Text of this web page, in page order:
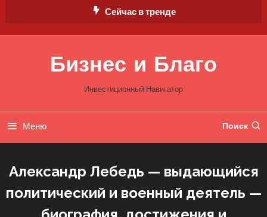
Сейчас в тренде
Бизнес и Благо
Инвестиционный Навигатор
Меню Поиск
Александр Лебедь — выдающийся
политический и военный деятель —